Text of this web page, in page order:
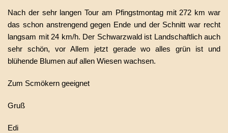
Nach der sehr langen Tour am Pfingstmontag mit 272 km war
das schon anstrengend gegen Ende und der Schnitt war recht
langsam mit 24 km/h. Der Schwarzwald ist Landschaftlich auch
sehr schön, vor Allem jetzt gerade wo alles grün ist und
blühende Blumen auf allen Wiesen wachsen.
Zum Scmökern geeignet
Gruß
Edi